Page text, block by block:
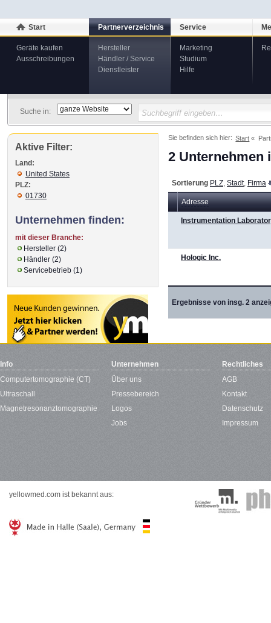
Start
Geräte kaufen
Ausschreibungen
Partnerverzeichnis
Hersteller
Händler / Service
Dienstleister
Service
Marketing
Studium
Hilfe
Suche in:
Sie befinden sich hier: Start
2 Unternehmen
Sortierung PLZ Stadt, Firma
Adresse
Ergebnisse von insg. 2
Instrumentation
Hologic Inc.
Aktive Filter:
Land:
United States
PLZ:
01730
Unternehmen finden:
mit dieser Branche:
Hersteller (2)
Händler (2)
Servicebetrieb (1)
Info
Computertomographie (CT)
Ultraschall
Magnetresonanztomographie
Unternehmen
Über uns
Pressebereich
Logos
Jobs
Rechtliches
AGB
Kontakt
Datenschutz
Impressum
yellowmed.com ist bekannt aus: